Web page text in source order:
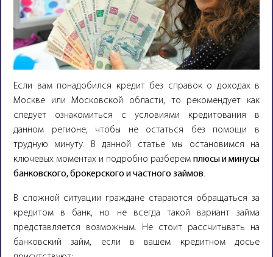
Если вам понадобился кредит без справок о доходах в
Москве или Московской области, то рекомендует как
следует ознакомиться с условиями кредитования в
данном регионе, чтобы не остаться без помощи в
трудную минуту. В данной статье мы остановимся на
ключевых моментах и подробно разберем плюсы и минусы
банковского, брокерского и частного займов.
В сложной ситуации граждане стараются обращаться за
кредитом в банк, но не всегда такой вариант займа
представляется возможным. Не стоит рассчитывать на
банковский займ, если в вашем кредитном досье